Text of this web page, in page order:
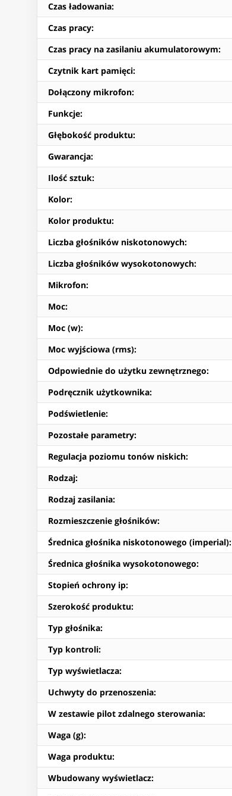
Czas ładowania:
Czas pracy:
Czas pracy na zasilaniu akumulatorowym:
Czytnik kart pamięci:
Dołączony mikrofon:
Funkcje:
Głębokość produktu:
Gwarancja:
Ilość sztuk:
Kolor:
Kolor produktu:
Liczba głośników niskotonowych:
Liczba głośników wysokotonowych:
Mikrofon:
Moc:
Moc (w):
Moc wyjściowa (rms):
Odpowiednie do użytku zewnętrznego:
Podręcznik użytkownika:
Podświetlenie:
Pozostałe parametry:
Regulacja poziomu tonów niskich:
Rodzaj:
Rodzaj zasilania:
Rozmieszczenie głośników:
Średnica głośnika niskotonowego (imperial):
Średnica głośnika wysokotonowego:
Stopień ochrony ip:
Szerokość produktu:
Typ głośnika:
Typ kontroli:
Typ wyświetlacza:
Uchwyty do przenoszenia:
W zestawie pilot zdalnego sterowania:
Waga (g):
Waga produktu:
Wbudowany wyświetlacz: